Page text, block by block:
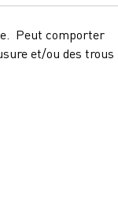
Peut comporter
et/ou des trous